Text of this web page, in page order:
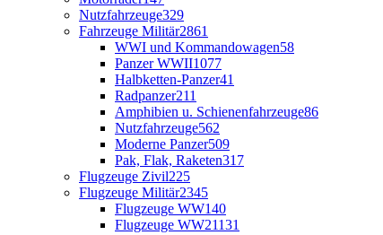
Nutzfahrzeuge329
Fahrzeuge Militär2861
WWI und Kommandowagen58
Panzer WWII1077
Halbketten-Panzer41
Radpanzer211
Amphibien u. Schienenfahrzeuge86
Nutzfahrzeuge562
Moderne Panzer509
Pak, Flak, Raketen317
Flugzeuge Zivil225
Flugzeuge Militär2345
Flugzeuge WW140
Flugzeuge WW21131